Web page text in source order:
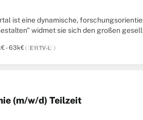
ist eine dynamische,
widmet sie sich den großen
- 63k€( E 11 TV-L )
(m/w/d) Teilzeit